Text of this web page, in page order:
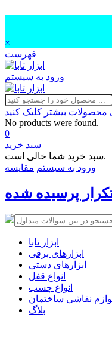
×
فهرست
ورود به سیستم
No products were found.
0
سبد خرید
سبد خرید شما خالی است.
ورود به سیستم مقایسه
پرسیده شده
ابزار تابا
ابزارهای برقی
ابزارهای دستی
انواع قفل
انواع چسب
نقاشی ساختمان
بلاگ